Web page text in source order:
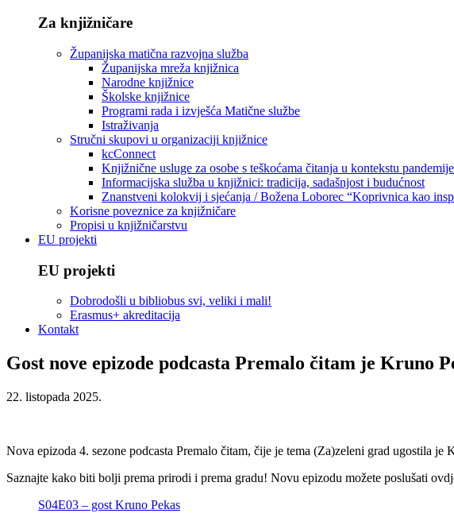
Za knjižničare
Županijska matična razvojna služba
Županijska mreža knjižnica
Narodne knjižnice
Školske knjižnice
Programi rada i izvješća Matične službe
Istraživanja
Stručni skupovi u organizaciji knjižnice
kcConnect
Knjižnične usluge za osobe s teškoćama čitanja u kontekstu
Informacijska služba u knjižnici: tradicija, sadašnjost i budućnost
Znanstveni kolokvij i sjećanja / Božena Loborec “Koprivnica kao
Korisne poveznice za knjižničare
Propisi u knjižničarstvu
EU projekti
EU projekti
Dobrodošli u bibliobus svi, veliki i mali!
Erasmus+ akreditacija
Kontakt
Gost nove epizode podcasta Premalo čitam je Kruno
22. listopada 2025.
Nova epizoda 4. sezone podcasta Premalo čitam, čije je tema (Za)zeleni grad ugostila
Saznajte kako biti bolji prema prirodi i prema gradu! Novu epizodu možete poslušati
S04E03 – gost Kruno Pekas